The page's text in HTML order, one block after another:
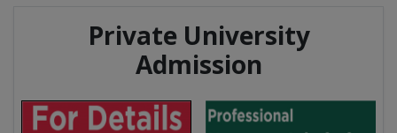
Private University
Admission